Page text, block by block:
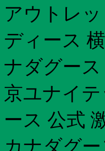
アウトレ
ディース
ナダグー
京ユナイ
ース 公式
カナダグ